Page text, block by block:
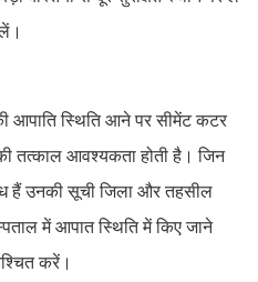
आपाति स्थिति आने पर सीमेंट कटर
तत्काल आवश्यकता होती है। जिन
हैं उनकी सूची जिला और तहसील
में आपात स्थिति में किए जाने
करें।